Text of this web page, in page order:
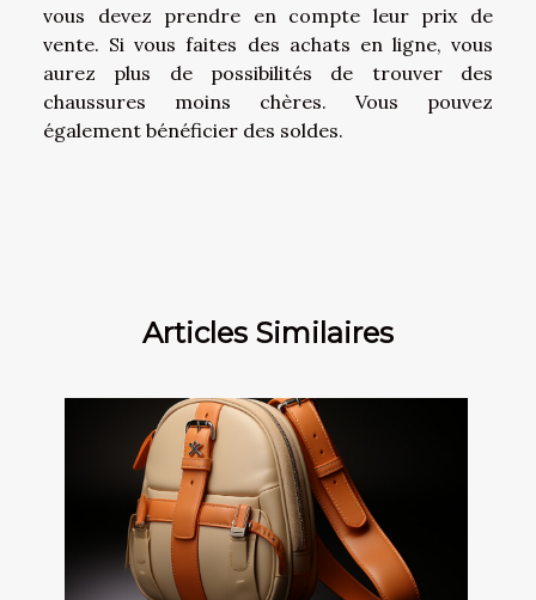
vous devez prendre en compte leur prix de
vente. Si vous faites des achats en ligne, vous
aurez plus de possibilités de trouver des
chaussures moins chères. Vous pouvez
également bénéficier des soldes.
Articles Similaires